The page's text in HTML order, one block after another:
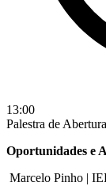
13:00
Palestra de Abertura
Oportunidades e
Marcelo Pinho |